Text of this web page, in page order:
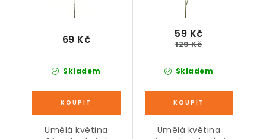
Skladem
69 Kč
Umělá květina
Skladem
59 Kč
129 Kč
Umělá květina